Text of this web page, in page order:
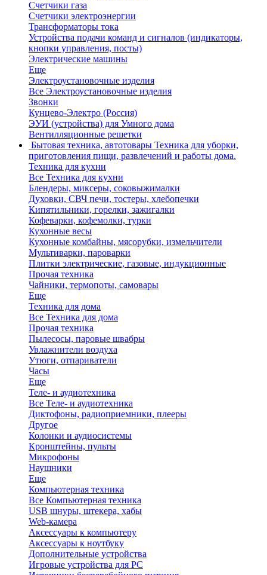
Счетчики газа
Счетчики электроэнергии
Трансформаторы тока
Устройства подачи команд и сигналов (индикаторы,
кнопки управления, посты)
Электрические машины
Еще
Электроустановочные изделия
Все Электроустановочные изделия
Звонки
Кунцево-Электро (Россия)
ЭУИ (устройства) для Умного дома
Вентилляционные решетки
Бытовая техника, автотовары Техника для уборки,
приготовления пищи, развлечений и работы дома.
Техника для кухни
Все Техника для кухни
Блендеры, миксеры, соковыжималки
Духовки, СВЧ печи, тостеры, хлебопечки
Кипятильники, горелки, зажигалки
Кофеварки, кофемолки, турки
Кухонные весы
Кухонные комбайны, мясорубки, измельчители
Мультиварки, пароварки
Плитки электрические, газовые, индукционные
Прочая техника
Чайники, термопоты, самовары
Еще
Техника для дома
Все Техника для дома
Прочая техника
Пылесосы, паровые швабры
Увлажнители воздуха
Утюги, отпариватели
Часы
Еще
Теле- и аудиотехника
Все Теле- и аудиотехника
Диктофоны, радиоприемники, плееры
Другое
Колонки и аудиосистемы
Кронштейны, пульты
Микрофоны
Наушники
Еще
Компьютерная техника
Все Компьютерная техника
USB шнуры, штекера, хабы
Web-камера
Аксессуары к компьютеру
Аксессуары к ноутбуку
Дополнительные устройства
Игровые устройства для PC